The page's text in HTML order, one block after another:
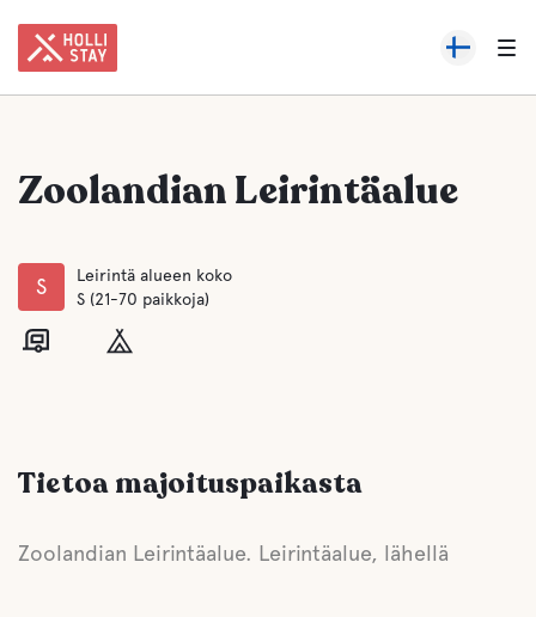
Zoolandian Leirintäalue
S
Leirintä alueen koko
S (21-70 paikkoja)
Tietoa majoituspaikasta
Zoolandian Leirintäalue. Leirintäalue, lähellä